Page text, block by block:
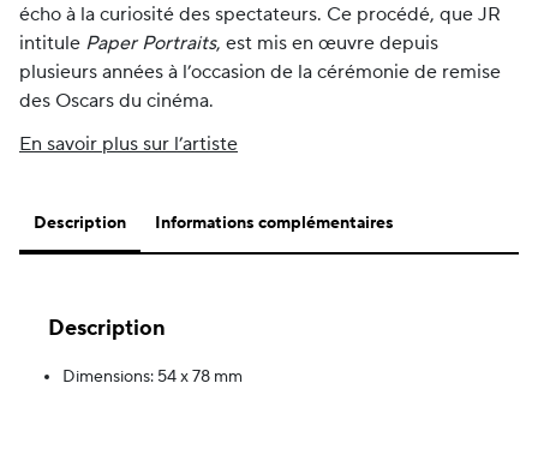
écho à la curiosité des spectateurs. Ce procédé, que JR
intitule Paper Portraits, est mis en œuvre depuis
plusieurs années à l’occasion de la cérémonie de remise
des Oscars du cinéma.
En savoir plus sur l’artiste
Description Informations complémentaires
Description
Dimensions: 54 x 78 mm